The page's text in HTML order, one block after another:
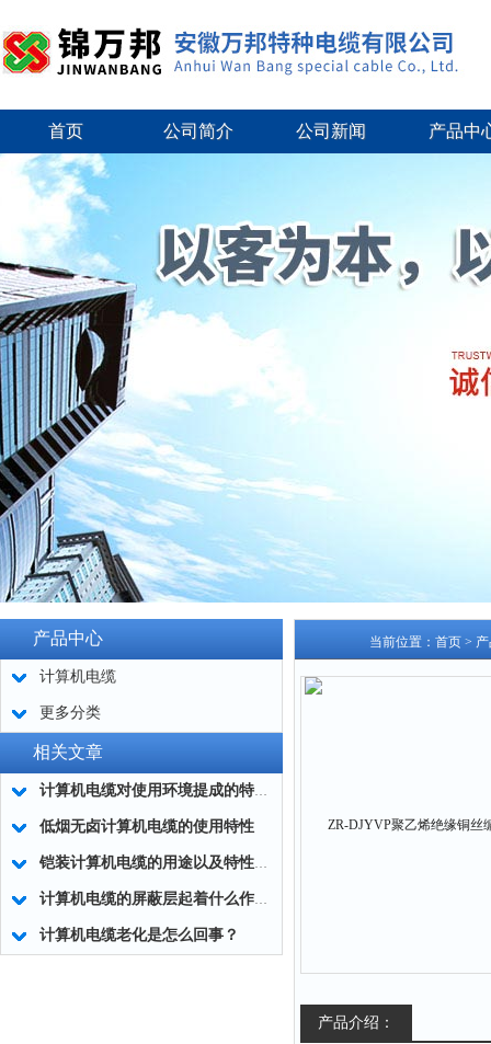
首页 公司简介 公司新闻 产品中
产品中心
计算机电缆
更多分类
相关文章
计算机电缆对使用环境提成的特殊要求
​低烟无卤计算机电缆的使用特性
铠装计算机电缆的用途以及特性有哪些？
计算机电缆的屏蔽层起着什么作用？
计算机电缆老化是怎么回事？
当前位置： 首页 >
产品介绍：